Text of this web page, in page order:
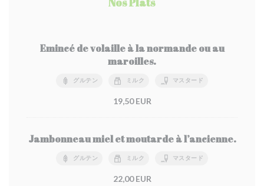
Emincé de volaille à la normande ou au
maroilles.
グルテン ミルク マスタード
19,50 EUR
Jambonneau miel et moutarde à l’ancienne.
グルテン ミルク マスタード
22,00 EUR